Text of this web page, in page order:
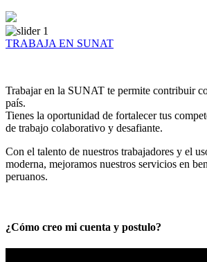
TRABAJA EN SUNAT
Trabajar en la SUNAT te permite contribuir
país.
Tienes la oportunidad de fortalecer tus
de trabajo colaborativo y desafiante.
Con el talento de nuestros trabajadores y el
moderna, mejoramos nuestros servicios en
peruanos.
¿Cómo creo mi cuenta y postulo?